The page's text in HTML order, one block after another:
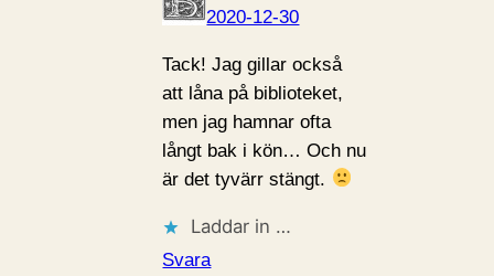
2020-12-30
Tack! Jag gillar också
att låna på biblioteket,
men jag hamnar ofta
långt bak i kön… Och nu
är det tyvärr stängt.
Laddar in …
Svara